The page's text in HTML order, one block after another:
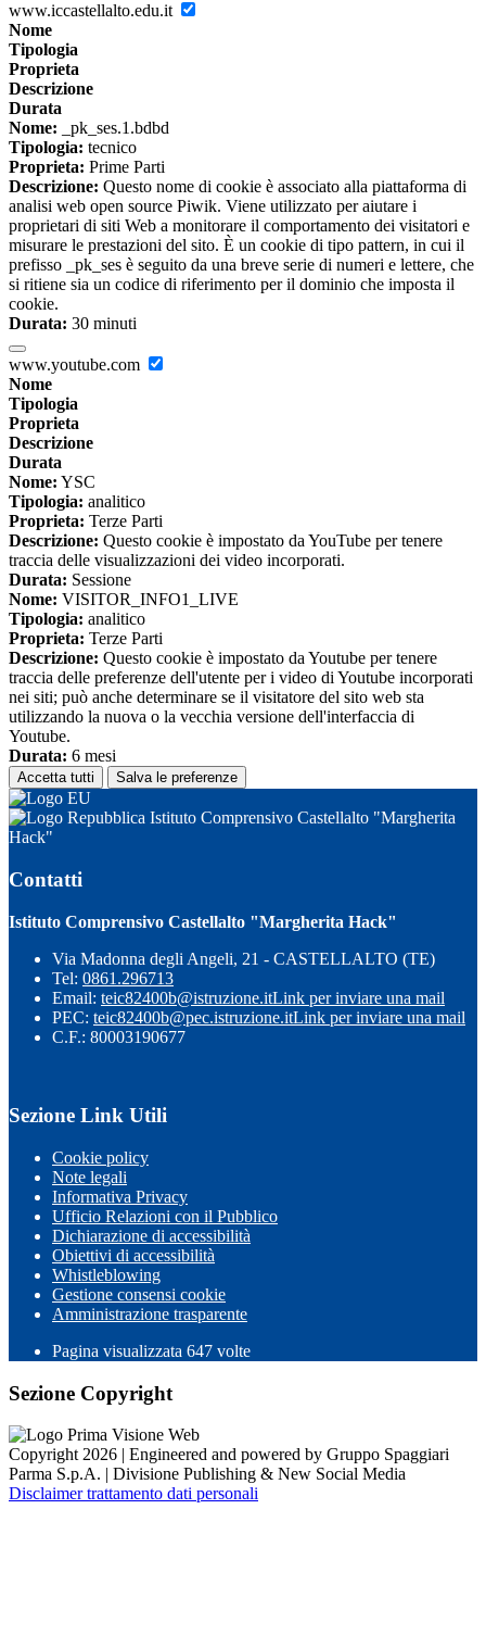
www.iccastellalto.edu.it
Nome
Tipologia
Proprieta
Descrizione
Durata
Nome: _pk_ses.1.bdbd
Tipologia: tecnico
Proprieta: Prime Parti
Descrizione: Questo nome di cookie è associato alla piattaforma di
analisi web open source Piwik. Viene utilizzato per aiutare i
proprietari di siti Web a monitorare il comportamento dei visitatori e
misurare le prestazioni del sito. È un cookie di tipo pattern, in cui il
prefisso _pk_ses è seguito da una breve serie di numeri e lettere, che
si ritiene sia un codice di riferimento per il dominio che imposta il
cookie.
Durata: 30 minuti
www.youtube.com
Nome
Tipologia
Proprieta
Descrizione
Durata
Nome: YSC
Tipologia: analitico
Proprieta: Terze Parti
Descrizione: Questo cookie è impostato da YouTube per tenere
traccia delle visualizzazioni dei video incorporati.
Durata: Sessione
Nome: VISITOR_INFO1_LIVE
Tipologia: analitico
Proprieta: Terze Parti
Descrizione: Questo cookie è impostato da Youtube per tenere
traccia delle preferenze dell'utente per i video di Youtube incorporati
nei siti; può anche determinare se il visitatore del sito web sta
utilizzando la nuova o la vecchia versione dell'interfaccia di
Youtube.
Durata: 6 mesi
Accetta tutti Salva le preferenze
Istituto Comprensivo Castellalto "Margherita
Hack"
Contatti
Istituto Comprensivo Castellalto "Margherita Hack"
Via Madonna degli Angeli, 21 - CASTELLALTO (TE)
Tel: 0861.296713
Email: teic82400b@istruzione.itLink per inviare una mail
PEC: teic82400b@pec.istruzione.itLink per inviare una mail
C.F.: 80003190677
Sezione Link Utili
Cookie policy
Note legali
Informativa Privacy
Ufficio Relazioni con il Pubblico
Dichiarazione di accessibilità
Obiettivi di accessibilità
Whistleblowing
Gestione consensi cookie
Amministrazione trasparente
Pagina visualizzata 647 volte
Sezione Copyright
Copyright 2026 | Engineered and powered by Gruppo Spaggiari
Parma S.p.A. | Divisione Publishing & New Social Media
Disclaimer trattamento dati personali